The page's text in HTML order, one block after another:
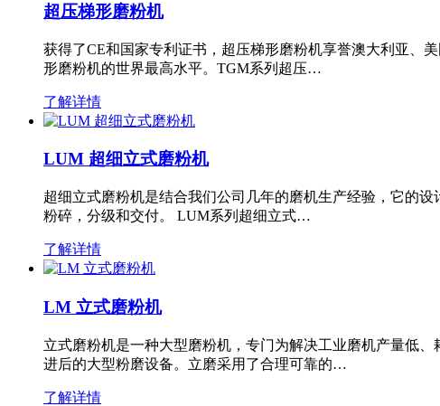
超压梯形磨粉机
获得了CE和国家专利证书，超压梯形磨粉机享誉澳大利亚、
形磨粉机的世界最高水平。TGM系列超压…
了解详情
LUM 超细立式磨粉机
超细立式磨粉机是结合我们公司几年的磨机生产经验，它的
粉碎，分级和交付。 LUM系列超细立式…
了解详情
LM 立式磨粉机
立式磨粉机是一种大型磨粉机，专门为解决工业磨机产量低
进后的大型粉磨设备。立磨采用了合理可靠的…
了解详情